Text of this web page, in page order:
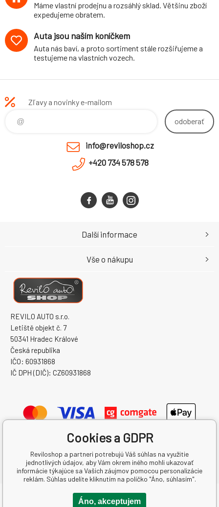
Máme vlastní prodejnu a rozsáhlý sklad. Většinu zboží
expedujeme obratem.
Auta jsou naším koníčkem
Auta nás baví, a proto sortiment stále rozšiřujeme a
testujeme na vlastních vozech.
Zľavy a novinky e-mailom
odoberať
info@reviloshop.cz
+420 734 578 578
REVILO AUTO s.r.o.
Letiště objekt č. 7
50341 Hradec Králové
Česká republika
IČO: 60931868
IČ DPH (DIČ): CZ60931868
Další informace
Vše o nákupu
Copyright © 2026 REVILO AUTO s.r.o.
Cookies a GDPR
Reviloshop a partneri potrebujú Váš súhlas na využitie
jednotlivých údajov, aby Vám okrem iného mohli ukazovať
informácie týkajúce sa Vašich záujmov pomocou personalizácie
reklám. Súhlas udelíte kliknutím na políčko "Áno, súhlasím".
Áno, akceptujem